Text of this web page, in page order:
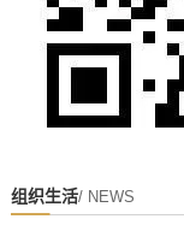
组织生活/ NEWS